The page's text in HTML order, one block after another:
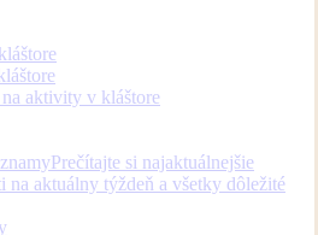
na aktivity v kláštore
Prečítajte si najaktuálnejšie
na aktuálny týždeň a všetky dôležité